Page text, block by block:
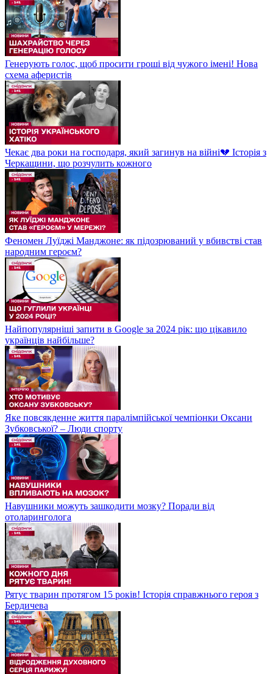
Генерують голос, щоб просити гроші від чужого імені! Нова
схема аферистів
Чекає два роки на господаря, який загинув на війні💔 Історія з
Черкащини, що розчулить кожного
Феномен Луїджі Манджоне: як підозрюваний у вбивстві став
народним героєм?
Найпопулярніші запити в Google за 2024 рік: що цікавило
українців найбільше?
Яке повсякденне життя паралімпійської чемпіонки Оксани
Зубковської? – Люди спорту
Навушники можуть зашкодити мозку? Поради від
отоларинголога
Рятує тварин протягом 15 років! Історія справжнього героя з
Бердичева